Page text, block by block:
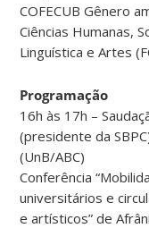
COFECUB Gênero
Ciências Humanas,
Linguística e Artes
Programação
16h às 17h –
(presidente da
(UnB/ABC)
Conferência
universitários e
e artísticos” de